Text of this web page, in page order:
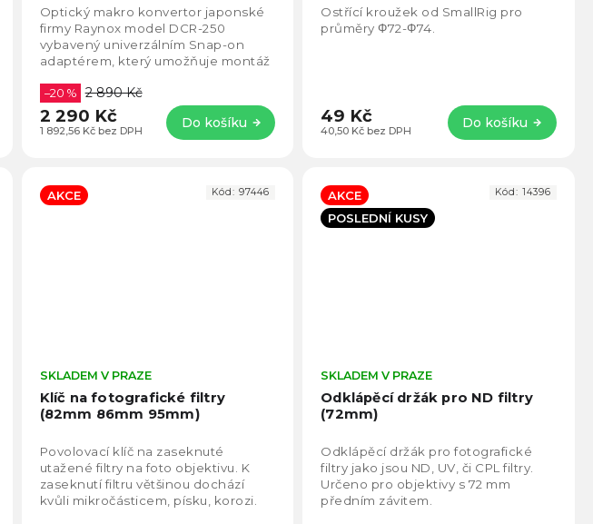
hvězdiček.
1 892,56 Kč bez DPH
–20 % 2 890 Kč
2 290 Kč Do košíku
Optický makro konvertor japonské
firmy Raynox model DCR-250
vybavený univerzálním Snap-on
adaptérem, který umožňuje montáž
(pouzdro) s velikostí...
40,50 Kč bez DPH
49 Kč Do košíku
Ostřící kroužek od SmallRig pro
průměry Φ72-Φ74.
Průměrné
hodnocení
produktu
hvězdiček.
AKCE
Klíč na fotografické filtry
(82mm 86mm 95mm)
Průměrné
hodnocení
produktu
hvězdiček.
SKLADEM V PRAZE
Povolovací klíč na zaseknuté
utažené filtry na foto objektivu. K
zaseknutí filtru většinou dochází
kvůli mikročásticem, písku, korozi.
Kód:97446
AKCE
POSLEDNÍ KUSY
Odklápěcí držák pro ND filtry
(72mm)
SKLADEM V PRAZE
Odklápěcí držák pro fotografické
filtry jako jsou ND, UV, či CPL filtry.
Určeno pro objektivy s 72 mm
předním závitem.
Kód: 14396